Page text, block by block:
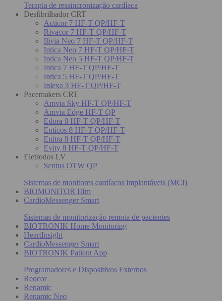
Terapia de ressincronização cardíaca
Desfibrilhador CRT
Acticor 7 HF-T QP/HF-T
Rivacor 7 HF-T QP/HF-T
Ilivia Neo 7 HF-T QP/HF-T
Intica Neo 7 HF-T QP/HF-T
Intica Neo 5 HF-T QP/HF-T
Intica 7 HF-T QP/HF-T
Intica 5 HF-T QP/HF-T
Inlexa 3 HF-T QP/HF-T
Pacemakers CRT
Amvia Sky HF-T QP/HF-T
Amvia Edge HF-T QP
Edora 8 HF-T QP/HF-T
Enticos 8 HF-T QP/HF-T
Enitra 8 HF-T QP/HF-T
Evity 8 HF-T QP/HF-T
Eletrodos LV
Sentus OTW QP
Sistemas de monitores cardíacos implantáveis (MCI)
BIOMONITOR IIIm
CardioMessenger Smart
Sistemas de monitorização remota de pacientes
BIOTRONIK Home Monitoring
HeartInsight
CardioMessenger Smart
BIOTRONIK Patient App
Programadores e Dispositivos Externos
Reocor
Renamic
Renamic Neo